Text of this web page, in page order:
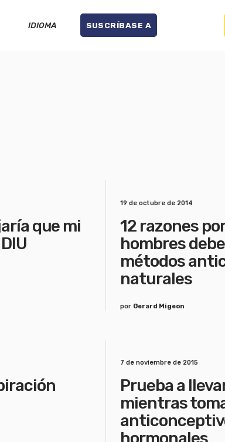
IDIOMA SUSCRÍBASE A
que mi
19 de octubre de 2014
12 razones
hombres
métodos
naturales
por Gerard Migeon
7 de noviembre de 2015
Prueba a
mientras